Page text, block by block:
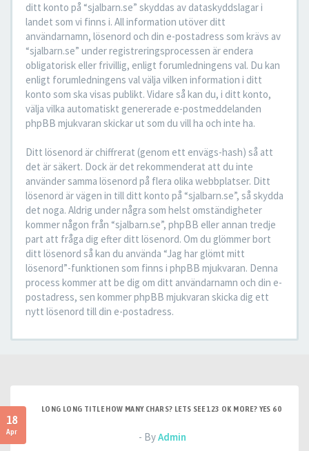
ditt konto på “sjalbarn.se” skyddas av dataskyddslagar i
landet som vi finns i. All information utöver ditt
användarnamn, lösenord och din e-postadress som krävs av
“sjalbarn.se” under registreringsprocessen är endera
obligatorisk eller frivillig, enligt forumledningens val. Du kan
enligt forumledningens val välja vilken information i ditt
konto som ska visas publikt. Vidare så kan du, i ditt konto,
välja vilka automatiskt genererade e-postmeddelanden
phpBB mjukvaran skickar ut som du vill ha och inte ha.
Ditt lösenord är chiffrerat (genom ett envägs-hash) så att
det är säkert. Dock är det rekommenderat att du inte
använder samma lösenord på flera olika webbplatser. Ditt
lösenord är vägen in till ditt konto på “sjalbarn.se”, så skydda
det noga. Aldrig under några som helst omständigheter
kommer någon från “sjalbarn.se”, phpBB eller annan tredje
part att fråga dig efter ditt lösenord. Om du glömmer bort
ditt lösenord så kan du använda “Jag har glömt mitt
lösenord”-funktionen som finns i phpBB mjukvaran. Denna
process kommer att be dig om ditt användarnamn och din e-
postadress, sen kommer phpBB mjukvaran skicka dig ett
nytt lösenord till din e-postadress.
18
Apr
LONG LONG TITLE HOW MANY CHARS? LETS SEE 123 OK MORE? YES 60
- ByAdmin